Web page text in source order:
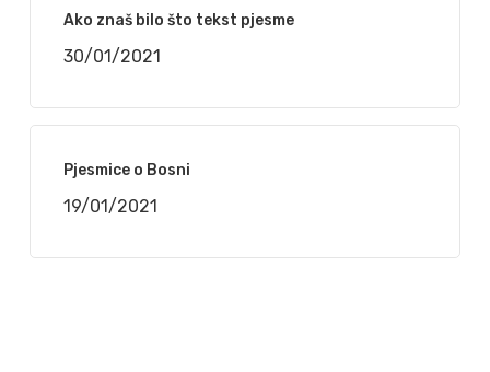
Ako znaš bilo što tekst pjesme
30/01/2021
Pjesmice o Bosni
19/01/2021